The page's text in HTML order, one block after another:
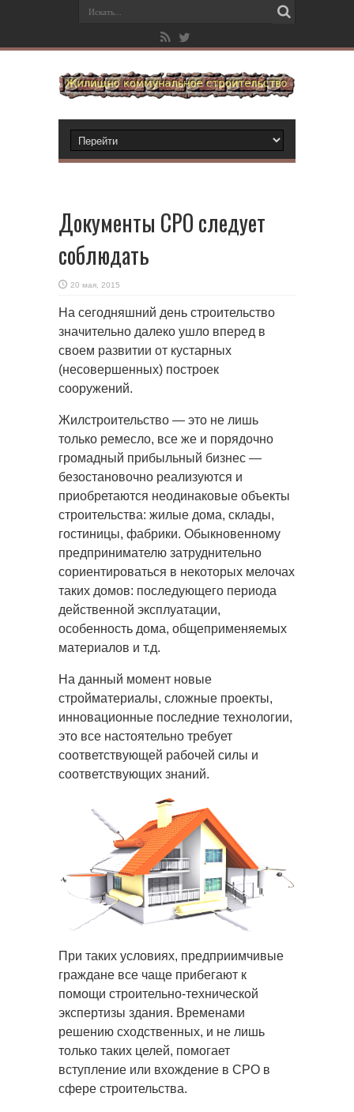
Документы СРО следует
соблюдать
20 мая, 2015
На сегодняшний день строительство
значительно далеко ушло вперед в
своем развитии от кустарных
(несовершенных) построек
сооружений.
Жилстроительство — это не лишь
только ремесло, все же и порядочно
громадный прибыльный бизнес —
безостановочно реализуются и
приобретаются неодинаковые объекты
строительства: жилые дома, склады,
гостиницы, фабрики. Обыкновенному
предпринимателю затруднительно
сориентироваться в некоторых мелочах
таких домов: последующего периода
действенной эксплуатации,
особенность дома, общеприменяемых
материалов и т.д.
На данный момент новые
стройматериалы, сложные проекты,
инновационные последние технологии,
это все настоятельно требует
соответствующей рабочей силы и
соответствующих знаний.
При таких условиях, предприимчивые
граждане все чаще прибегают к
помощи строительно-технической
экспертизы здания. Временами
решению сходственных, и не лишь
только таких целей, помогает
вступление или вхождение в СРО в
сфере строительства.